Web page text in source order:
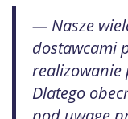
— Nasze
dostawcami
realizowanie
Dlatego